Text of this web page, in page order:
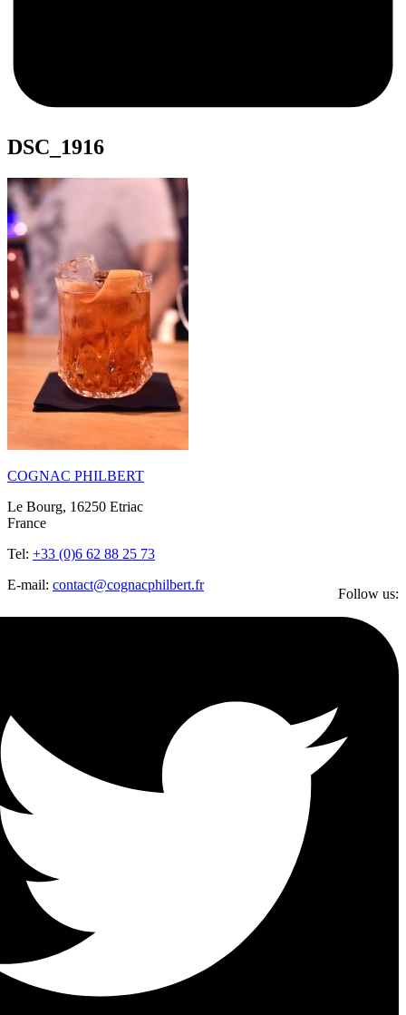
DSC_1916
COGNAC PHILBERT
Le Bourg, 16250 Etriac
France
Tel: +33 (0)6 62 88 25 73
E-mail: contact@cognacphilbert.fr
Follow us: